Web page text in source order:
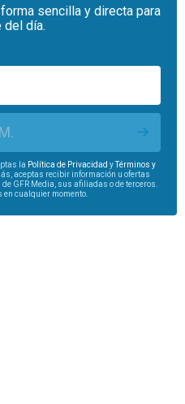
sencilla y directa para
del día.
la Política de Privacidad yTérminos y
aceptas recibir información u ofertas
GFR Media, sus afiliadas o de terceros.
cualquier momento.